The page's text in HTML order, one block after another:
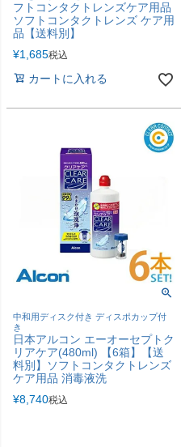
フトコンタクトレンズケア用品
ソフトコンタクトレンズ ケア用
品【送料別】
¥1,685税込
カートに入れる
中和用ディスク付き ディスポカップ付
き
日本アルコン エーオーセプトク
リアケア(480ml) 【6箱】【送
料別】ソフトコンタクトレンズ
ケア用品 消毒液洗
¥8,740税込